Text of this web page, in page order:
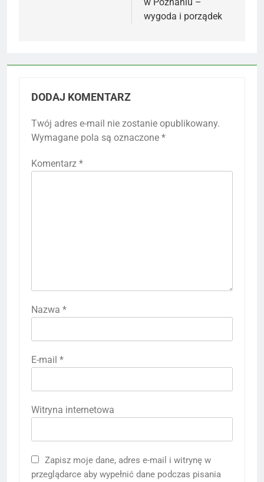
wygoda i porządek
DODAJ KOMENTARZ
Twój adres e-mail nie zostanie opublikowany.
Wymagane pola są oznaczone *
Komentarz *
Nazwa *
E-mail *
Witryna internetowa
Zapisz moje dane, adres e-mail i witrynę w
przeglądarce aby wypełnić dane podczas pisania